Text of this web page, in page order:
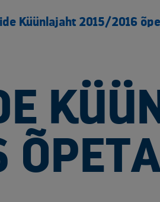
Küünlajaht 2015/2016